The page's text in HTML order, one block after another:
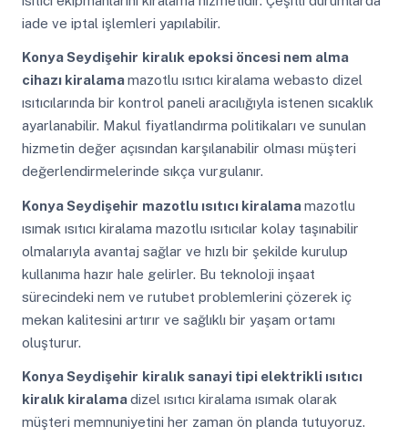
iade ve iptal işlemleri yapılabilir.
Konya Seydişehir kiralık epoksi öncesi nem alma
cihazı kiralamamazotlu ısıtıcı kiralama webasto dizel
ısıtıcılarında bir kontrol paneli aracılığıyla istenen sıcaklık
ayarlanabilir. Makul fiyatlandırma politikaları ve sunulan
hizmetin değer açısından karşılanabilir olması müşteri
değerlendirmelerinde sıkça vurgulanır.
Konya Seydişehir mazotlu ısıtıcı kiralamamazotlu
ısımak ısıtıcı kiralama mazotlu ısıtıcılar kolay taşınabilir
olmalarıyla avantaj sağlar ve hızlı bir şekilde kurulup
kullanıma hazır hale gelirler. Bu teknoloji inşaat
sürecindeki nem ve rutubet problemlerini çözerek iç
mekan kalitesini artırır ve sağlıklı bir yaşam ortamı
oluşturur.
Konya Seydişehir kiralık sanayi tipi elektrikli ısıtıcı
kiralık kiralamadizel ısıtıcı kiralama ısımak olarak
müşteri memnuniyetini her zaman ön planda tutuyoruz.